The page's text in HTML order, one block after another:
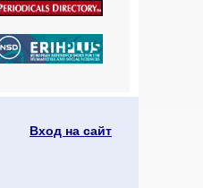
Вход на сайт